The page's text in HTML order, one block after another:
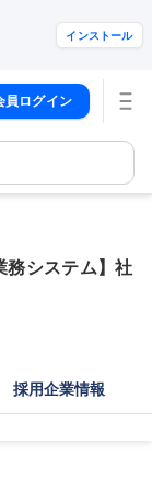
インストール
員ログイン
務システム】社
採用企業情報